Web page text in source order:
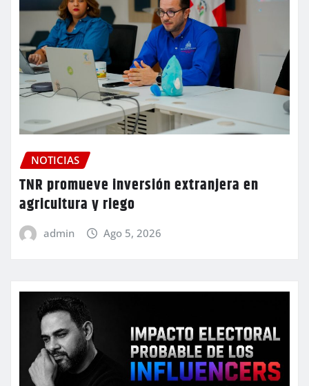
NOTICIAS
TNR promueve inversión extranjera en
agricultura y riego
admin Ago 5, 2026